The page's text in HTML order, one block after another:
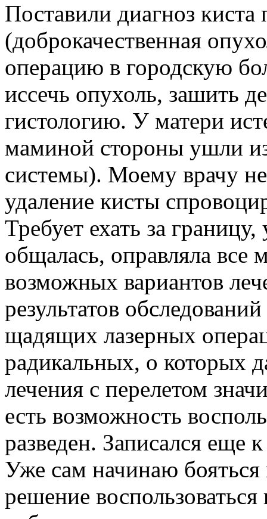
Поставили диагноз киста
(доброкачественная
операцию в городскую
иссечь опухоль, зашить
гистологию. У матери
маминой стороны ушли
системы). Моему врачу
удаление кисты
Требует ехать за
общалась, оправляла
возможных вариантов
результатов
щадящих лазерных
радикальных, о которых
лечения с перелетом
есть возможность
разведен. Записался еще
Уже сам начинаю бояться
решение